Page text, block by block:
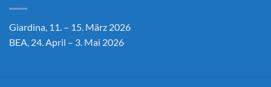
Giardina, 11. – 15. März 2026
BEA, 24. April – 3. Mai 2026